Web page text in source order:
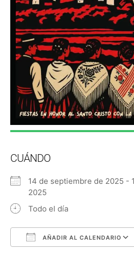
CUÁNDO
14 de septiembre de 2025 -
2025
Todo el día
AÑADIR AL CALENDARIO